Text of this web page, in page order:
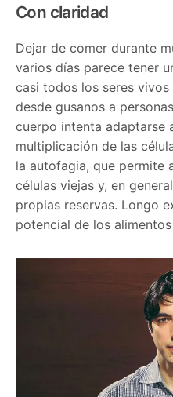
Con claridad
Dejar de comer durante
varios días parece tener
casi todos los seres vivos
desde gusanos a
cuerpo intenta adaptarse
multiplicación de las
la autofagia, que permite
células viejas y, en
propias reservas. Longo
potencial de los